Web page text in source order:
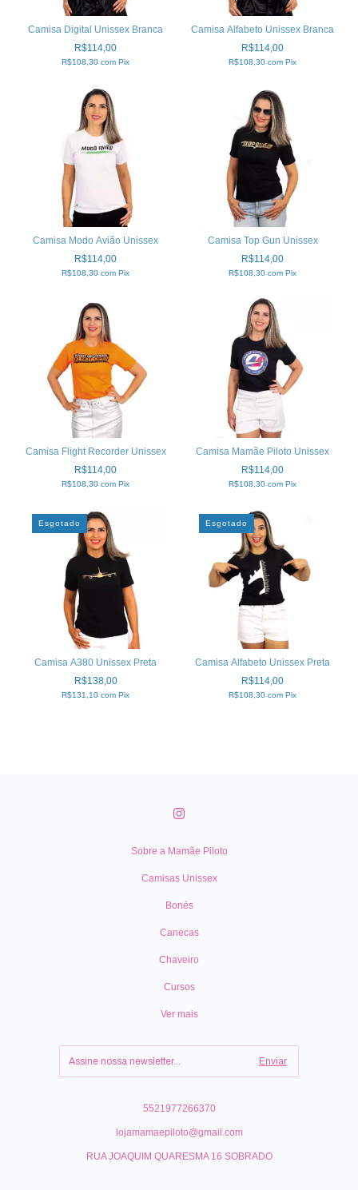
Camisa Digital Unissex Branca
R$114,00
R$108,30 com Pix
Camisa Alfabeto Unissex Branca
R$114,00
R$108,30 com Pix
Camisa Modo Avião Unissex
R$114,00
R$108,30 com Pix
Camisa Top Gun Unissex
R$114,00
R$108,30 com Pix
Camisa Flight Recorder Unissex
R$114,00
R$108,30 com Pix
Camisa Mamãe Piloto Unissex
R$114,00
R$108,30 com Pix
Esgotado
Camisa A380 Unissex Preta
R$138,00
R$131,10 com Pix
Esgotado
Camisa Alfabeto Unissex Preta
R$114,00
R$108,30 com Pix
Sobre a Mamãe Piloto
Camisas Unissex
Bonés
Canecas
Chaveiro
Cursos
Ver mais
5521977266370
lojamamaepiloto@gmail.com
RUA JOAQUIM QUARESMA 16 SOBRADO